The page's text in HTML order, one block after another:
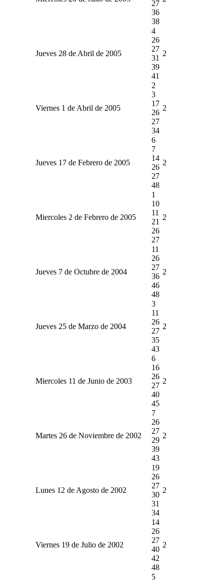
27
36
38
Jueves 28 de Abril de 2005
4
26
27
31
39
41
2
Viernes 1 de Abril de 2005
2
3
17
26
27
34
2
Jueves 17 de Febrero de 2005
6
7
14
26
27
48
2
Miercoles 2 de Febrero de 2005
1
10
11
21
26
27
2
Jueves 7 de Octubre de 2004
11
26
27
36
46
48
2
Jueves 25 de Marzo de 2004
3
11
26
27
35
43
2
Miercoles 11 de Junio de 2003
6
16
26
27
40
45
2
Martes 26 de Noviembre de 2002
7
26
27
29
39
43
2
Lunes 12 de Agosto de 2002
19
26
27
30
31
34
2
Viernes 19 de Julio de 2002
14
26
27
40
42
48
2
5